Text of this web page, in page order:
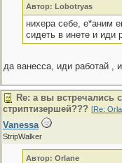
Автор: Lobotryas
нихера себе, е*аним
сидеть в инете и иди
да ванесса, иди работай ,
Re: а вы встречались с
стриптизершей??? [Re:
Vanessa
StripWalker
Автор: Orlane